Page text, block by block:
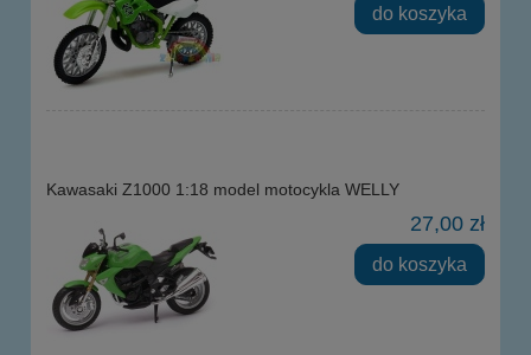
do koszyka
Kawasaki Z1000 1:18 model motocykla WELLY
27,00 zł
do koszyka